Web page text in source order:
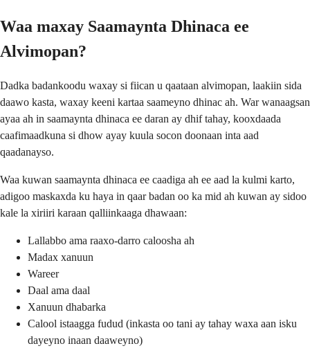
Waa maxay Saamaynta Dhinaca ee
Alvimopan?
Dadka badankoodu waxay si fiican u qaataan alvimopan, laakiin sida
daawo kasta, waxay keeni kartaa saameyno dhinac ah. War wanaagsan
ayaa ah in saamaynta dhinaca ee daran ay dhif tahay, kooxdaada
caafimaadkuna si dhow ayay kuula socon doonaan inta aad
qaadanayso.
Waa kuwan saamaynta dhinaca ee caadiga ah ee aad la kulmi karto,
adigoo maskaxda ku haya in qaar badan oo ka mid ah kuwan ay sidoo
kale la xiriiri karaan qalliinkaaga dhawaan:
Lallabbo ama raaxo-darro caloosha ah
Madax xanuun
Wareer
Daal ama daal
Xanuun dhabarka
Calool istaagga fudud (inkasta oo tani ay tahay waxa aan isku
dayeyno inaan daaweyno)